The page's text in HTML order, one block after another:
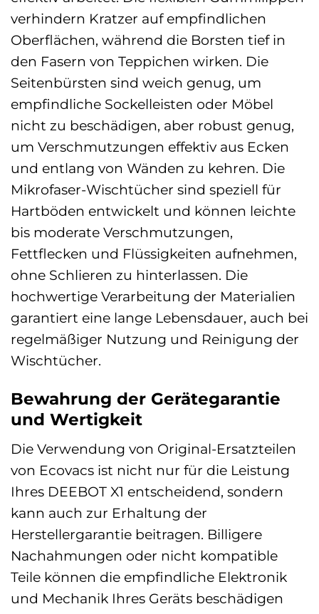
verhindern Kratzer auf empfindlichen
Oberflächen, während die Borsten tief in
den Fasern von Teppichen wirken. Die
Seitenbürsten sind weich genug, um
empfindliche Sockelleisten oder Möbel
nicht zu beschädigen, aber robust genug,
um Verschmutzungen effektiv aus Ecken
und entlang von Wänden zu kehren. Die
Mikrofaser-Wischtücher sind speziell für
Hartböden entwickelt und können leichte
bis moderate Verschmutzungen,
Fettflecken und Flüssigkeiten aufnehmen,
ohne Schlieren zu hinterlassen. Die
hochwertige Verarbeitung der Materialien
garantiert eine lange Lebensdauer, auch bei
regelmäßiger Nutzung und Reinigung der
Wischtücher.
Bewahrung der Gerätegarantie
und Wertigkeit
Die Verwendung von Original-Ersatzteilen
von Ecovacs ist nicht nur für die Leistung
Ihres DEEBOT X1 entscheidend, sondern
kann auch zur Erhaltung der
Herstellergarantie beitragen. Billigere
Nachahmungen oder nicht kompatible
Teile können die empfindliche Elektronik
und Mechanik Ihres Geräts beschädigen